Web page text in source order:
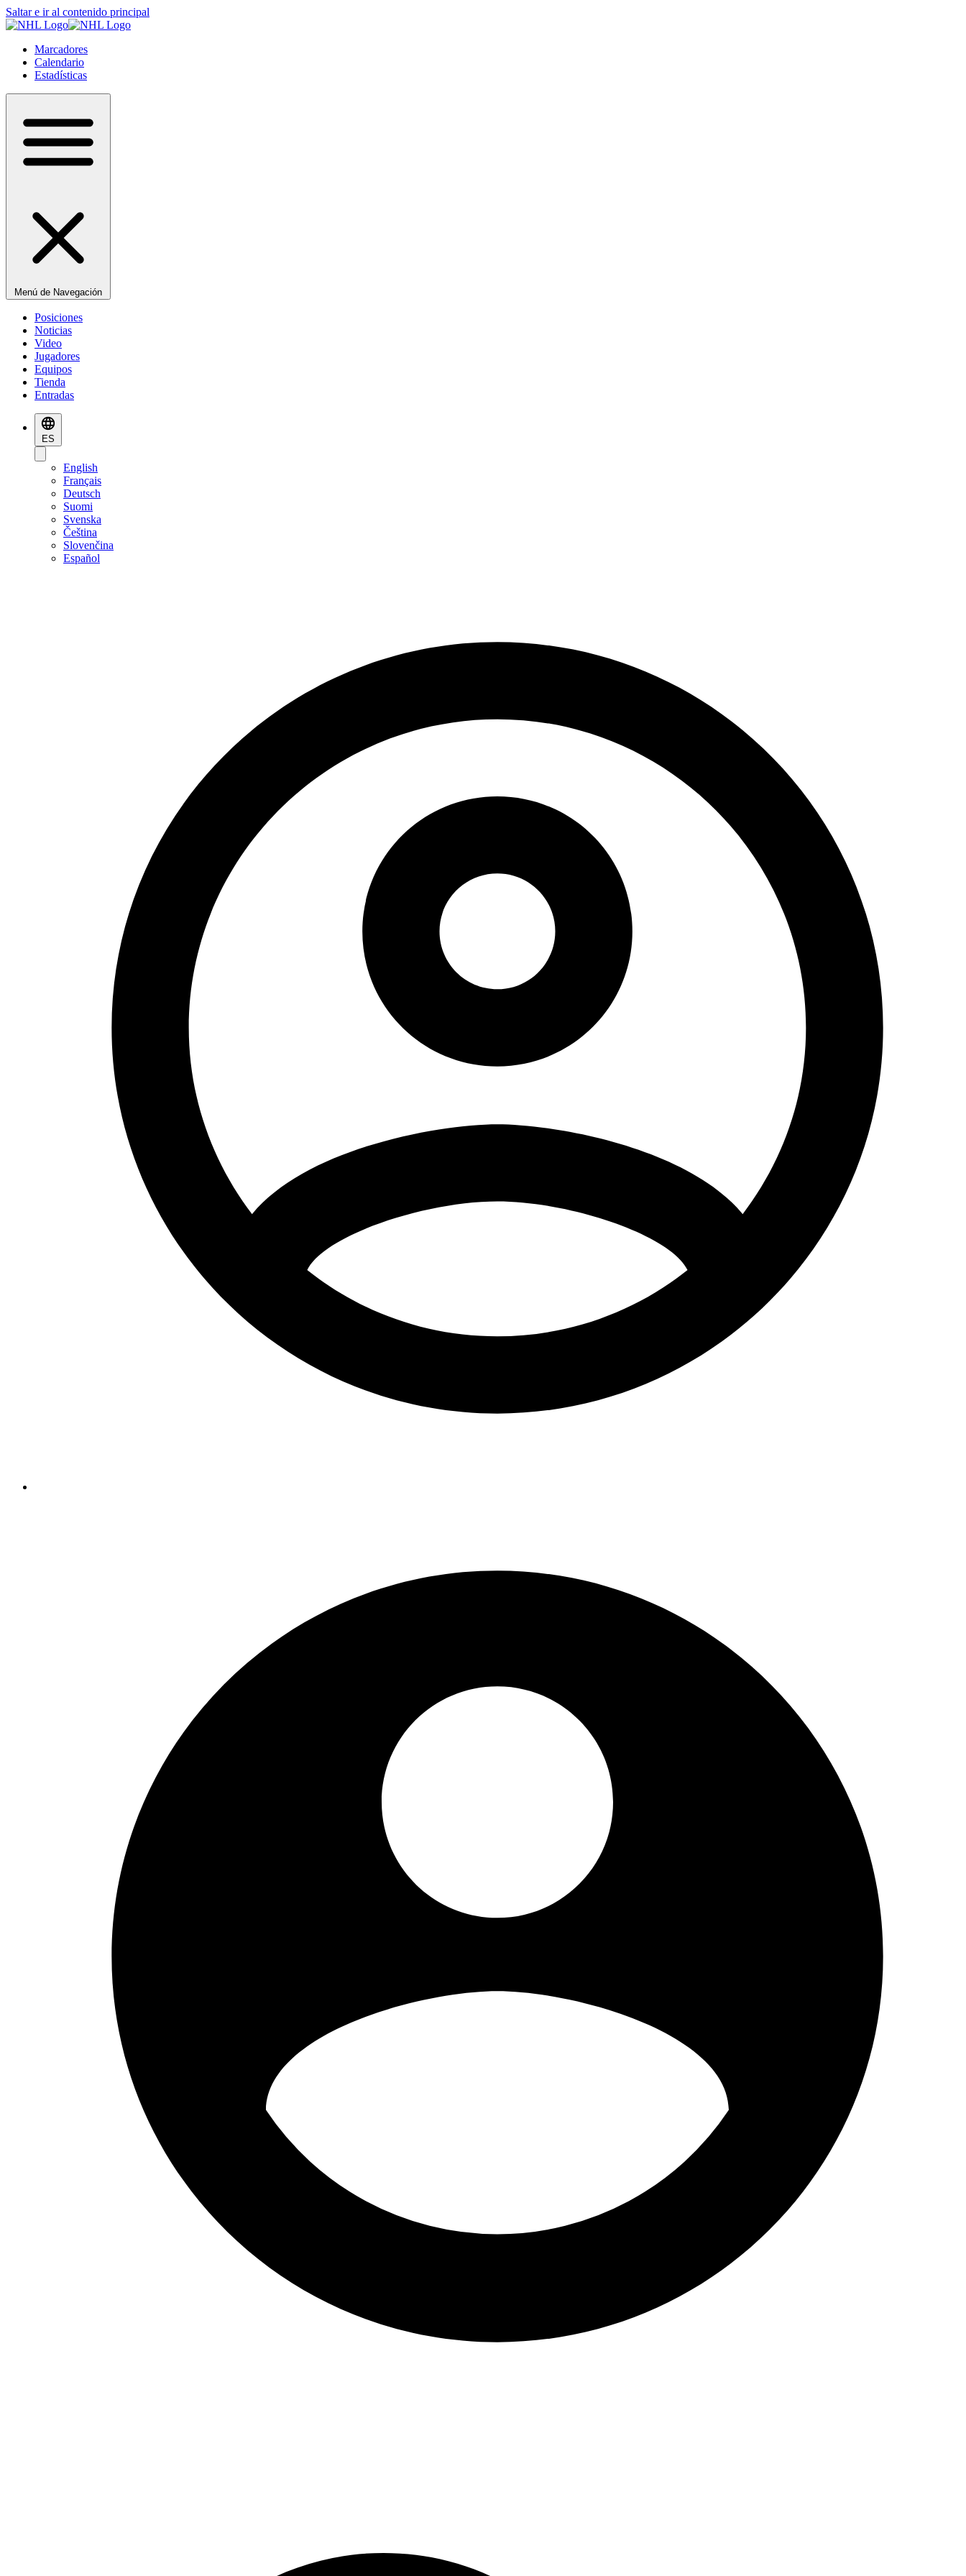
Saltar e ir al contenido principal
Marcadores
Calendario
Estadísticas
Menú de Navegación
Posiciones
Noticias
Video
Jugadores
Equipos
Tienda
Entradas
ES
English
Français
Deutsch
Suomi
Svenska
Čeština
Slovenčina
Español